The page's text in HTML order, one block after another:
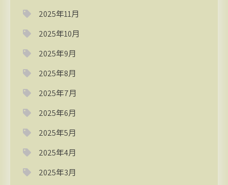
2025年11月
2025年10月
2025年9月
2025年8月
2025年7月
2025年6月
2025年5月
2025年4月
2025年3月